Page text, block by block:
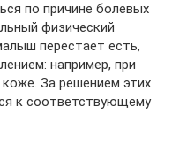
по причине болевых
физический
перестает есть,
например, при
За решением этих
к соответствующему